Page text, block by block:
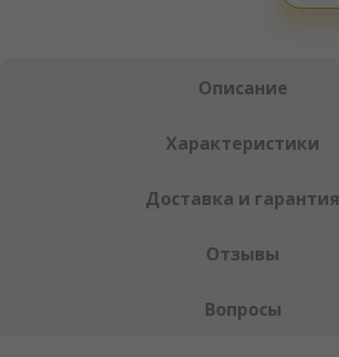
Описание
Характеристики
Доставка и гарантия
Отзывы
Вопросы